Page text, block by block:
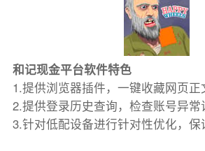
和记现金平台软件特色
1.提供浏览器插件，一键收藏网页正
2.提供登录历史查询，检查账号异常
3.针对低配设备进行针对性优化，保